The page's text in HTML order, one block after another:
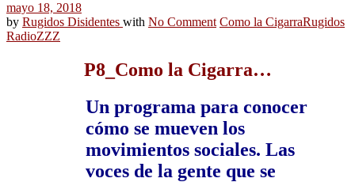
mayo 18, 2018
by Rugidos Disidentes with No Comment Como la CigarraRugidos
RadioZZZ
P8_Como la Cigarra…
Un programa para conocer
cómo se mueven los
movimientos sociales. Las
voces de la gente que se